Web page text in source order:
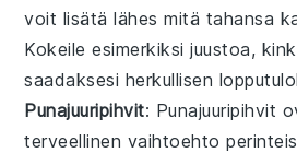
voit lisätä lähes mitä tahansa
Kokeile esimerkiksijuustoa,
saadaksesi herkullisen
Punajuuripihvit: Punajuuripihvit
terveellinen vaihtoehto